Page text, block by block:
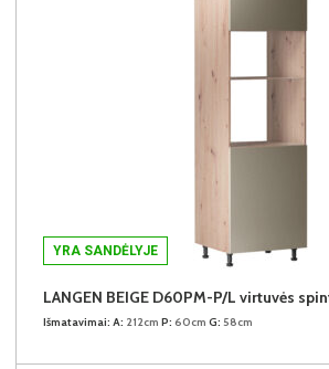
YRA SANDĖLYJE
Išmatavimai: A: 212cm P: 60cm G: 58cm